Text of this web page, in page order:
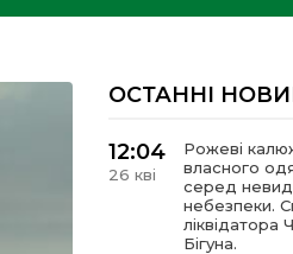
ОСТАННІ
12:04
26 кві
Рожеві
власного
серед
небезпеки.
Бігуна.